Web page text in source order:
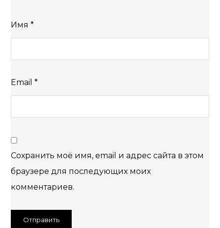
Имя*
Email*
Сохранить моё имя, email и адрес сайта в этом
браузере для последующих моих
комментариев.